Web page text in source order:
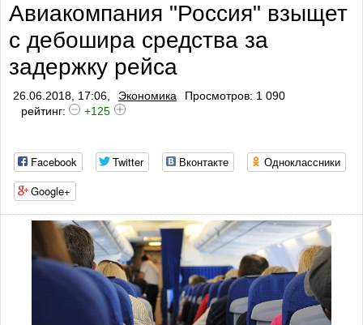
Авиакомпания "Россия" взыщет
с дебошира средства за
задержку рейса
26.06.2018, 17:06, Экономика
Просмотров: 1 090
рейтинг:
+125
Facebook Twitter Вконтакте
Одноклассники
Google+